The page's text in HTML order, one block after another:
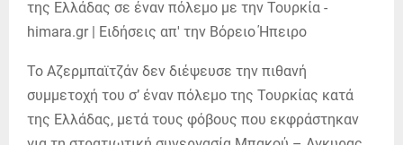
Το Αζερμπαϊτζάν δεν διέψευσε την πιθανή
συμμετοχή του σ’ έναν πόλεμο της Τουρκίας κατά
της Ελλάδας, μετά τους φόβους που εκφράστηκαν